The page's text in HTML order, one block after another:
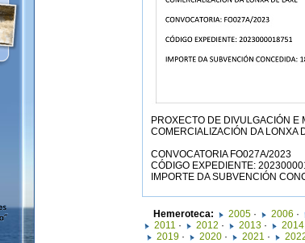
PROXECTO DE DIVULGACIÓN E
COMERCIALIZACIÓN DA LONXA
CONVOCATORIA FO027A/2023
CÓDIGO EXPEDIENTE:
IMPORTE DA SUBVENCIÓN
Hemeroteca: 2005· 2006 ·
2011 · 2012 · 2013 · 2014
2019 · 2020 · 2021 ·